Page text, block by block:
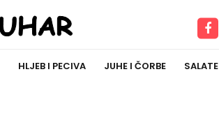
HLJEB I PECIVA JUHE I ČORBE SALATE